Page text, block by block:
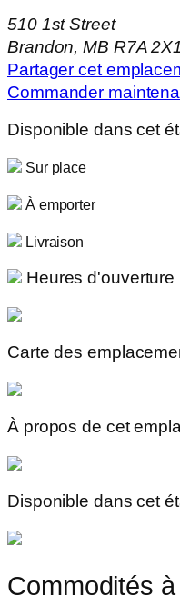
510 1st Street
Brandon, MB R7A 2X1
Partager cet
Commander
Disponible dans cet
Sur place
À emporter
Livraison
Heures d'ouverture
Carte des
À propos de cet
Disponible dans cet
Commodités